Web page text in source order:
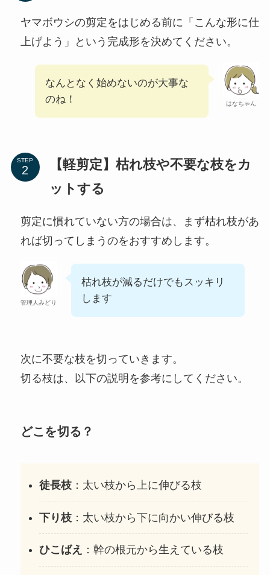
ヤマボウシの剪定をはじめる前に「こんな形に仕
上げよう」という完成形を決めてください。
はなちゃん
なんとなく始めないのが大事な
のね！
STEP
【軽剪定】枯れ枝や不要な枝をカ
ットする
剪定に慣れていない方の場合は、まず枯れ枝があ
れば切ってしまうのをおすすめします。
管理人みどり
枯れ枝が減るだけでもスッキリ
します
次に不要な枝を切っていきます。
切る枝は、以下の説明を参考にしてください。
どこを切る？
徒長枝 ：太い枝から上に伸びる枝
下り枝 ：太い枝から下に向かい伸びる枝
ひこばえ ：幹の根元から生えている枝